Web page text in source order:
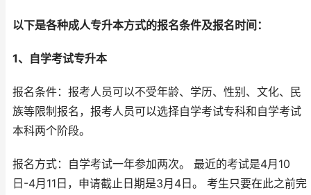
以下是各种成人专升本方式的报名条件及报名时间：
1、自学考试专升本
报名条件：报考人员可以不受年龄、学历、性别、文化、民
族等限制报名，报考人员可以选择自学考试专科和自学考试
本科两个阶段。
报名方式：自学考试一年参加两次。 最近的考试是4月10
日-4月11日，申请截止日期是3月4日。 考生只要在此之前完